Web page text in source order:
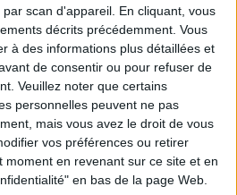
par scan d'appareil. En cliquant, vous
décrits précédemment. Vous
à des informations plus détaillées et
de consentir ou pour refuser de
Veuillez noter que certains
personnelles peuvent ne pas
mais vous avez le droit de vous
vos préférences ou retirer
moment en revenant sur ce site et en
en bas de la page Web.
la viande par des féculents ?
du 05/08/2026